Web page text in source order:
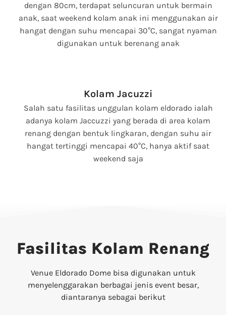
dengan 80cm, terdapat seluncuran untuk bermain
anak, saat weekend kolam anak ini menggunakan air
hangat dengan suhu mencapai 30°C, sangat nyaman
digunakan untuk berenang anak
Kolam Jacuzzi
Salah satu fasilitas unggulan kolam eldorado ialah
adanya kolam Jaccuzzi yang berada di area kolam
renang dengan bentuk lingkaran, dengan suhu air
hangat tertinggi mencapai 40°C, hanya aktif saat
weekend saja
Fasilitas Kolam Renang
Venue Eldorado Dome bisa digunakan untuk
menyelenggarakan berbagai jenis event besar,
diantaranya sebagai berikut